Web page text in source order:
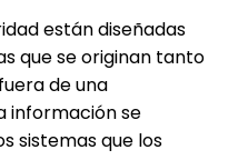
están diseñadas
que se originan tanto
de una
información se
sistemas que los